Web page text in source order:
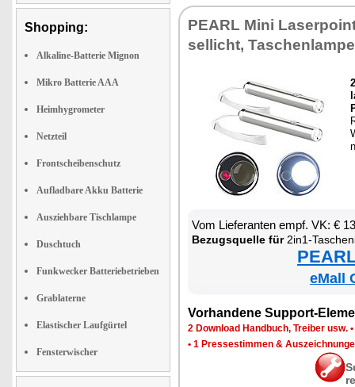
Shopping:
Alkaline-Batterie Mignon
Mikro Batterie AAA
Heimhygrometer
Netzteil
Frontscheibenschutz
Aufladbare Akku Batterie
Ausziehbare Tischlampe
Duschtuch
Funkwecker Batteriebetrieben
Grablaterne
Elastischer Laufgürtel
Fensterwischer
PEARL Mi­ni
sel­licht,
Vom Lie­fe­ran­ten empf. VK: €
Be­zugs­quel­le für2in1-
eMall
Vor­han­de­ne Sup­port-
2 Down­load Hand­buch, Trei­ber usw. •
• 1 Pres­se­stim­men &